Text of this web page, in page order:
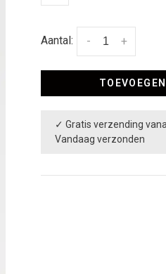
Aantal: +
-
✓ Gratis verzending
Vandaag verzonden